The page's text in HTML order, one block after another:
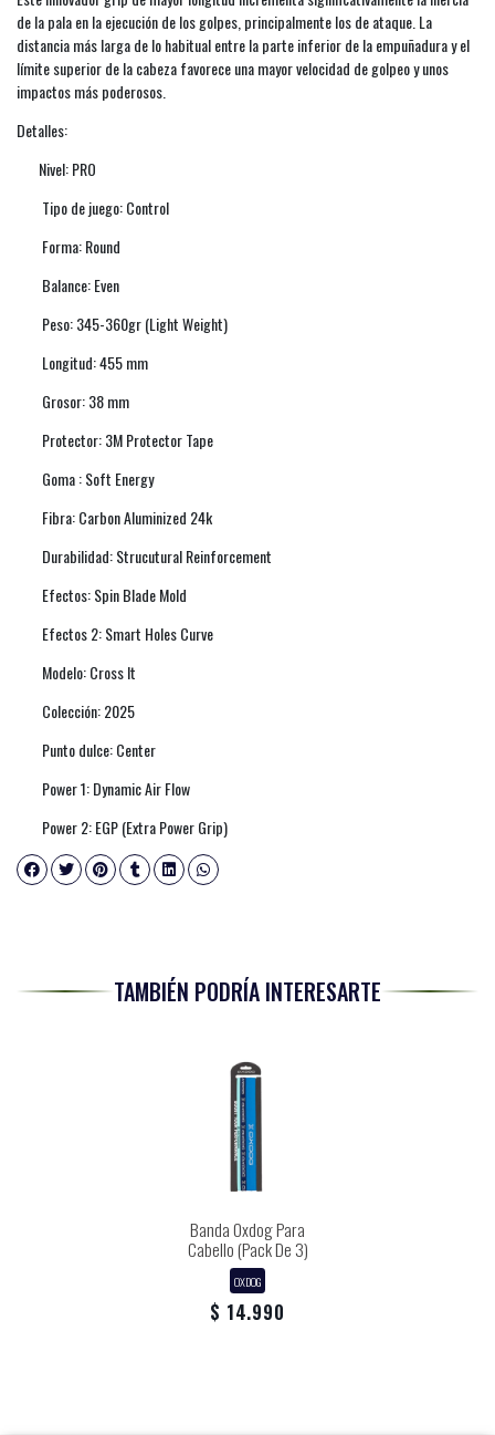
de la pala en la ejecución de los golpes, principalmente los de ataque. La
distancia más larga de lo habitual entre la parte inferior de la empuñadura y el
límite superior de la cabeza favorece una mayor velocidad de golpeo y unos
impactos más poderosos.
Detalles:
Nivel: PRO
Tipo de juego: Control
Forma: Round
Balance: Even
Peso: 345-360gr (Light Weight)
Longitud: 455 mm
Grosor: 38 mm
Protector: 3M Protector Tape
Goma : Soft Energy
Fibra: Carbon Aluminized 24k
Durabilidad: Strucutural Reinforcement
Efectos: Spin Blade Mold
Efectos 2: Smart Holes Curve
Modelo: Cross It
Colección: 2025
Punto dulce: Center
Power 1: Dynamic Air Flow
Power 2: EGP (Extra Power Grip)
TAMBIÉN PODRÍA INTERESARTE
Banda Oxdog Para
Cabello (Pack De 3)
OXDOG
$ 14.990